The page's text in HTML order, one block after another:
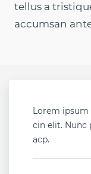
tellus a
accumsan
Lorem
cin elit. Nunc
acp.